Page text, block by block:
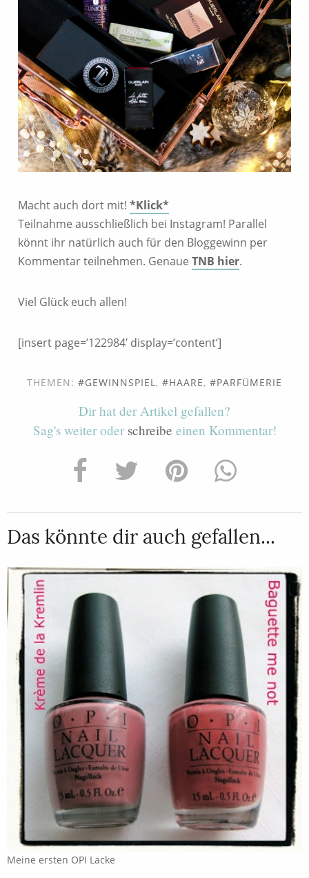
Macht auch dort mit! *Klick*
Teilnahme ausschließlich bei Instagram! Parallel
könnt ihr natürlich auch für den Bloggewinn per
Kommentar teilnehmen. Genaue TNB hier.
Viel Glück euch allen!
[insert page=’122984′ display=’content‘]
THEMEN: GEWINNSPIEL, HAARE, PARFÜMERIE
Dir hat der Artikel gefallen?
Sag's weiter oder schreibe einen Kommentar!
Das könnte dir auch gefallen...
Meine ersten OPI Lacke